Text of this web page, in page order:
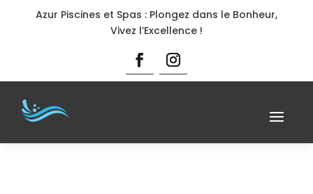
Azur Piscines et Spas : Plongez dans le Bonheur,
Vivez l’Excellence !